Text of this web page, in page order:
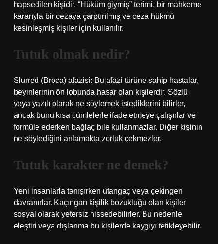
hapsedilen kişidir. “Hüküm giymiş” terimi, bir mahkeme
kararıyla bir cezaya çarptırılmış ve ceza hükmü
kesinleşmiş kişiler için kullanılır.
Tutuk olmak nedir?
Slurred (Broca) afazisi: Bu afazi türüne sahip hastalar,
beyinlerinin ön lobunda hasar olan kişilerdir. Sözlü
veya yazılı olarak ne söylemek istediklerini bilirler,
ancak bunu kısa cümlelerle ifade etmeye çalışırlar ve
formüle ederken bağlaç bile kullanmazlar. Diğer kişinin
ne söylediğini anlamakta zorluk çekmezler.
Tutuk karakter ne demek?
Yeni insanlarla tanışırken utangaç veya çekingen
davranırlar. Kaçıngan kişilik bozukluğu olan kişiler
sosyal olarak yetersiz hissedebilirler. Bu nedenle
eleştiri veya dışlanma bu kişilerde kaygıyı tetikleyebilir.